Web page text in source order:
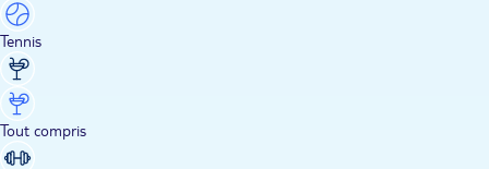
Tennis
Tout compris